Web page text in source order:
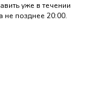
уже в течении
не позднее 20:00.